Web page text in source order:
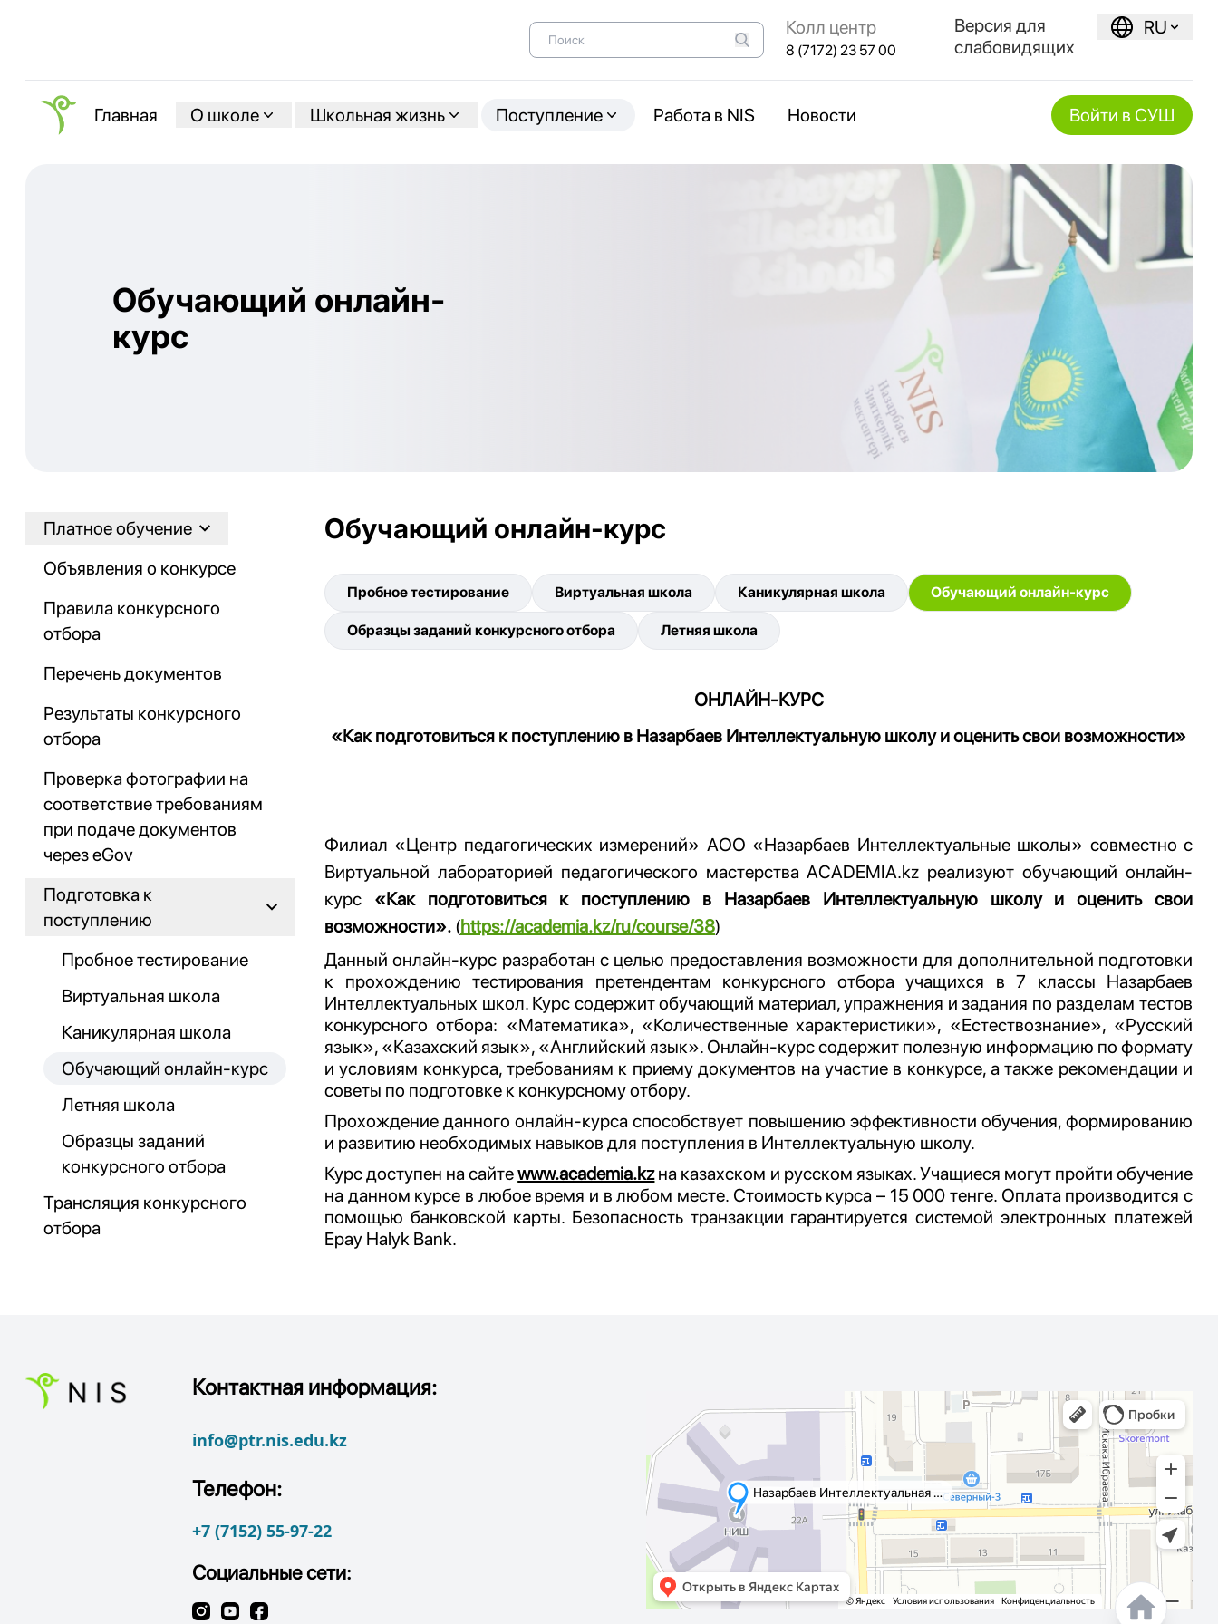
Колл центр
8 (7172) 23 57 00
Версия для
слабовидящих
RU
Главная О школе Школьная жизнь Поступление Работа в NIS Новости Войти в СУШ
Обучающий онлайн-
курс
Платное обучение
Объявления о конкурсе
Правила конкурсного
отбора
Перечень документов
Результаты конкурсного
отбора
Проверка фотографии на
соответствие требованиям
при подаче документов
через eGov
Подготовка к
поступлению
Пробное тестирование
Виртуальная школа
Каникулярная школа
Обучающий онлайн-курс
Летняя школа
Образцы заданий
конкурсного отбора
Трансляция конкурсного
отбора
Обучающий онлайн-курс
Пробное тестирование Виртуальная школа Каникулярная школа Обучающий онлайн-курс
Образцы заданий конкурсного отбора Летняя школа
ОНЛАЙН-КУРС
«Как подготовиться к поступлению в Назарбаев Интеллектуальную школу и оценить свои возможности»
Филиал «Центр педагогических измерений» АОО «Назарбаев Интеллектуальные школы» совместно с
Виртуальной лабораторией педагогического мастерства ACADEMIA.kz реализуют обучающий онлайн-
курс «Как подготовиться к поступлению в Назарбаев Интеллектуальную школу и оценить свои
возможности». (https://academia.kz/ru/course/38)
Данный онлайн-курс разработан с целью предоставления возможности для дополнительной подготовки
к прохождению тестирования претендентам конкурсного отбора учащихся в 7 классы Назарбаев
Интеллектуальных школ. Курс содержит обучающий материал, упражнения и задания по разделам тестов
конкурсного отбора: «Математика», «Количественные характеристики», «Естествознание», «Русский
язык», «Казахский язык», «Английский язык». Онлайн-курс содержит полезную информацию по формату
и условиям конкурса, требованиям к приему документов на участие в конкурсе, а также рекомендации и
советы по подготовке к конкурсному отбору.
Прохождение данного онлайн-курса способствует повышению эффективности обучения, формированию
и развитию необходимых навыков для поступления в Интеллектуальную школу.
Курс доступен на сайтеwww.academia.kzна казахском и русском языках. Учащиеся могут пройти обучение
на данном курсе в любое время и в любом месте. Стоимость курса – 15 000 тенге. Оплата производится с
помощью банковской карты. Безопасность транзакции гарантируется системой электронных платежей
Epay Halyk Bank.
Контактная информация:
info@ptr.nis.edu.kz
Телефон:
+7 (7152) 55-97-22
Социальные сети: